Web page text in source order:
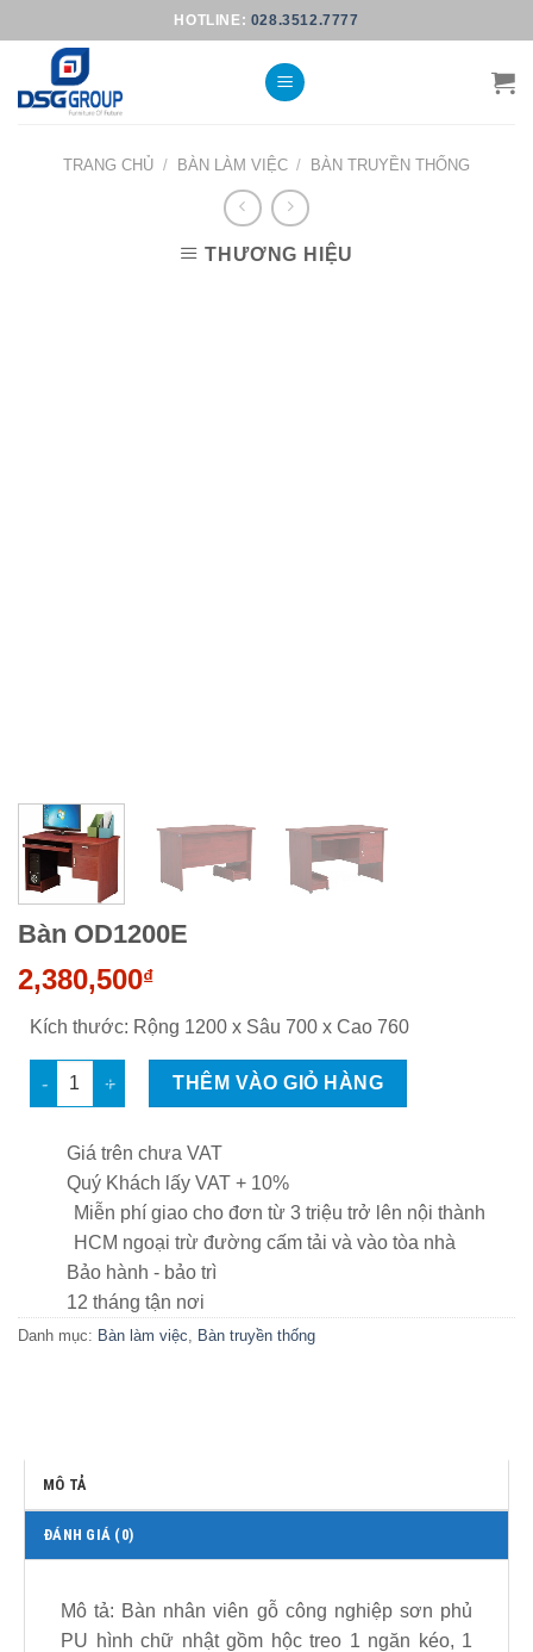
to
content
HOTLINE: 028.3512.7777
TRANG CHỦ / BÀN LÀM VIỆC / BÀN TRUYỀN THỐNG
THƯƠNG HIỆU
Bàn OD1200E
2,380,500₫
Kích thước: Rộng 1200 x Sâu 700 x Cao 760
Bàn OD1200E số lượng
THÊM VÀO GIỎ HÀNG
Giá trên chưa VAT
Quý Khách lấy VAT + 10%
Miễn phí giao cho đơn từ 3 triệu trở lên nội thành
HCM ngoại trừ đường cấm tải và vào tòa nhà
Bảo hành - bảo trì
12 tháng tận nơi
Danh mục: Bàn làm việc, Bàn truyền thống
MÔ TẢ
ĐÁNH GIÁ (0)
Mô tả: Bàn nhân viên gỗ công nghiệp sơn phủ
PU hình chữ nhật gồm hộc treo 1 ngăn kéo, 1